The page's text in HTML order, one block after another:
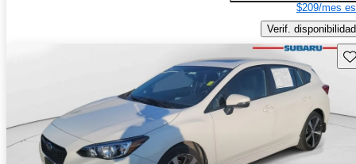
$209/mes
Verif. disponibilidad